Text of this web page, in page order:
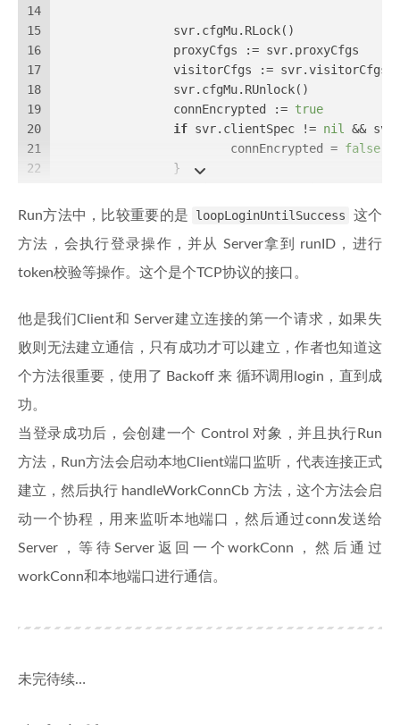
14
15
16
17
18
19
20
21
22
26
27
30
31
33
34
35
36
37
38
40
43
48
		svr.cfgMu.RLock()
		proxyCfgs := svr.proxyCfgs
		visitorCfgs := svr.visitorCfgs
		svr.cfgMu.RUnlock()
		connEncrypted :=
true
if svr.clientSpec != nil
&&
			connEncrypted =
false
		}
Common:
RunID:
			Conn:          conn,
ConnEncrypted:
		}
ctl, err :=
			conn.Close()
return
false, err
// close and replace previous
		svr.ctlMu.Lock()
Run方法中，比较重要的是 loopLoginUntilSuccess
这个
方法，会执行登录操作，并从 Server拿到 runID，进行
token校验等操作。这个是个TCP协议的接口。
他是我们Client和 Server建立连接的第一个请求，如果失
败则无法建立通信，只有成功才可以建立，作者也知道这
个方法很重要，使用了 Backoff 来 循环调用login，直到成
功。
当登录成功后，会创建一个 Control 对象，并且执行Run
方法，Run方法会启动本地Client端口监听，代表连接正式
建立，然后执行 handleWorkConnCb 方法，这个方法会启
动一个协程，用来监听本地端口，然后通过conn发送给
Server，等待Server返回一个workConn，然后通过
workConn和本地端口进行通信。
未完待续…